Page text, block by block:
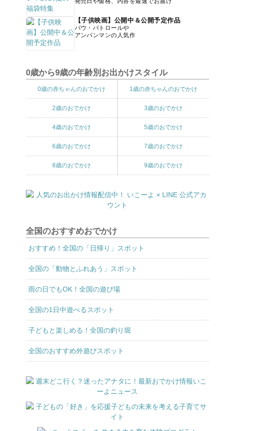
【子供映画】公開中＆公開予定作品
パウ・パトロールや
アンパンマンの人気作
0歳から9歳の年齢別お出かけスタイル
0歳の赤ちゃんのおでかけ 1歳の赤ちゃんのおでかけ
2歳のおでかけ 3歳のおでかけ
4歳のおでかけ 5歳のおでかけ
6歳のおでかけ 7歳のおでかけ
8歳のおでかけ 9歳のおでかけ
全国のおすすめおでかけ
おすすめ！全国の「日帰り」スポット
全国の「動物とふれあう」スポット
雨の日でもOK！全国の遊び場
全国の1日中遊べるスポット
子どもと楽しめる！全国の釣り堀
全国のおすすめ外遊びスポット